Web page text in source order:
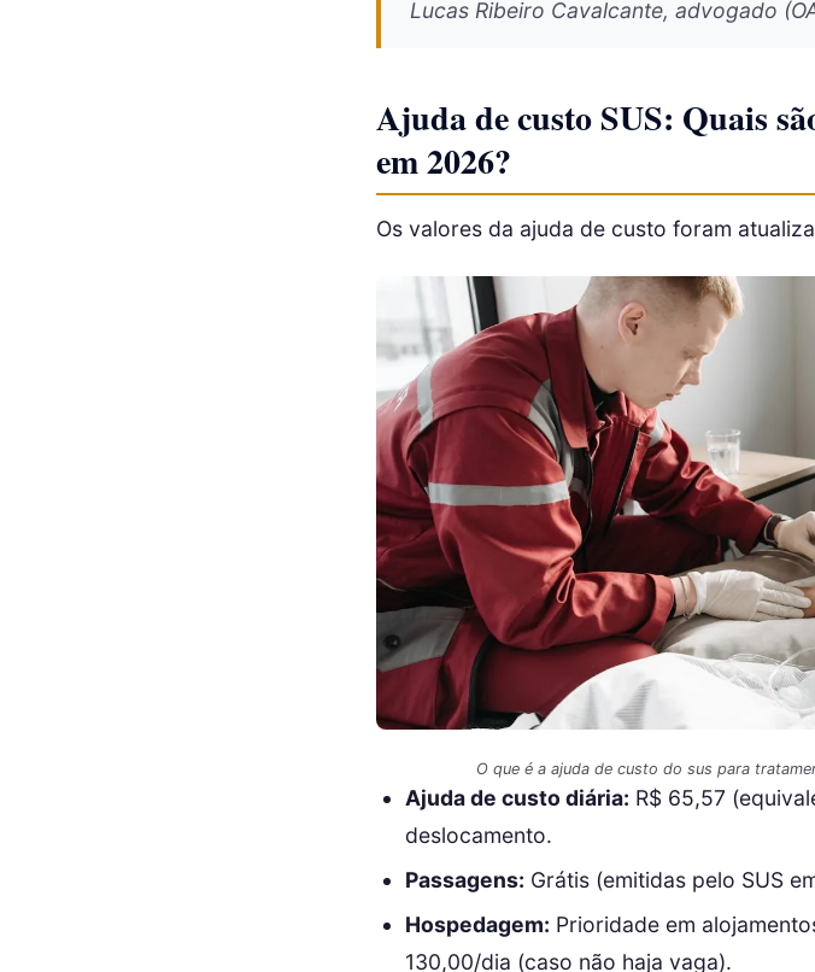
Lucas Ribeiro Cavalcante, advogado
Ajuda de custo SUS: Quais
em 2026?
Os valores da ajuda de custo foram
O que é a ajuda de custo do sus para
Ajuda de custo diária: R$ 65,57
deslocamento.
Passagens: Grátis (emitidas pelo SUS
Hospedagem: Prioridade em
130,00/dia (caso não haja vaga).